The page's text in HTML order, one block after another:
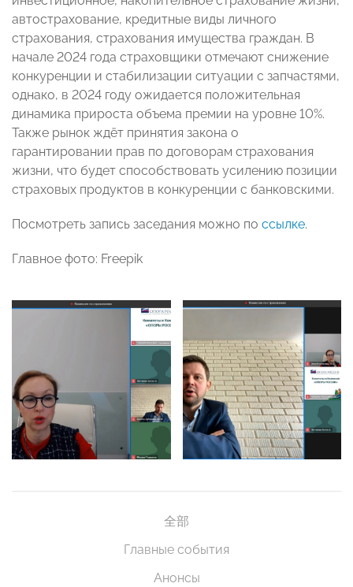
автострахование, кредитные виды личного
страхования, страхования имущества граждан. В
начале 2024 года страховщики отмечают снижение
конкуренции и стабилизации ситуации с запчастями,
однако, в 2024 году ожидается положительная
динамика прироста объема премии на уровне 10%.
Также рынок ждёт принятия закона о
гарантировании прав по договорам страхования
жизни, что будет способствовать усилению позиции
страховых продуктов в конкуренции с банковскими.
Посмотреть запись заседания можно по ссылке.
Главное фото: Freepik
全部
Главные события
Анонсы